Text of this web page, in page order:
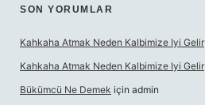
SON YORUMLAR
Kahkaha Atmak Neden Kalbimize Iyi Gelir
Kahkaha Atmak Neden Kalbimize Iyi Gelir
Bükümcü Ne Demek için admin